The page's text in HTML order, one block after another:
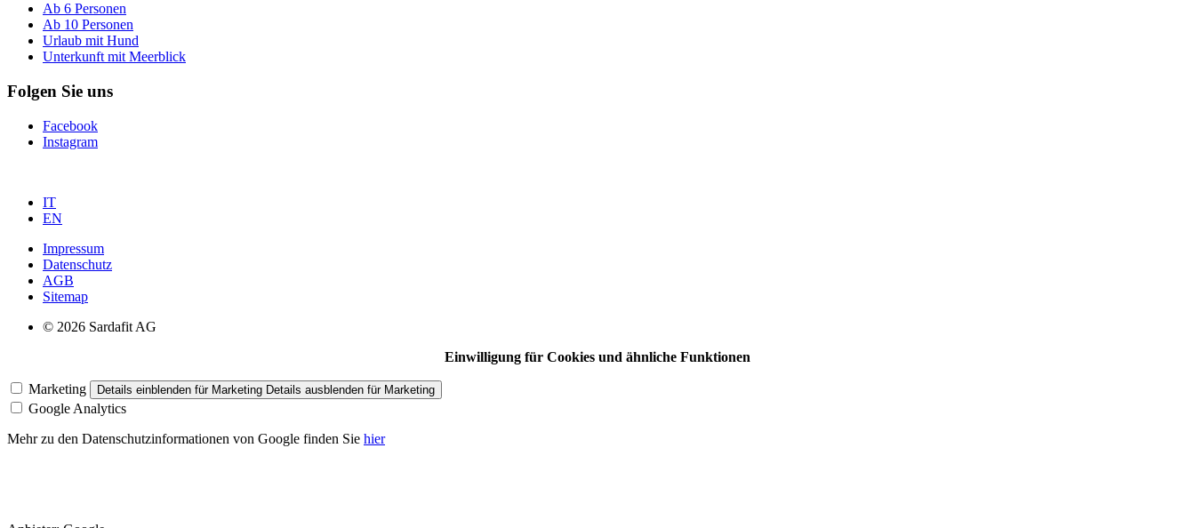
Ab 6 Personen
Ab 10 Personen
Urlaub mit Hund
Unterkunft mit Meerblick
Folgen Sie uns
Facebook
Instagram
IT
EN
Impressum
Datenschutz
AGB
Sitemap
© 2026 Sardafit AG
Einwilligung für Cookies und ähnliche Funktionen
Marketing Details einblenden für Marketing Details ausblenden für Marketing
Google Analytics
Mehr zu den Datenschutzinformationen von Google finden Sie hier